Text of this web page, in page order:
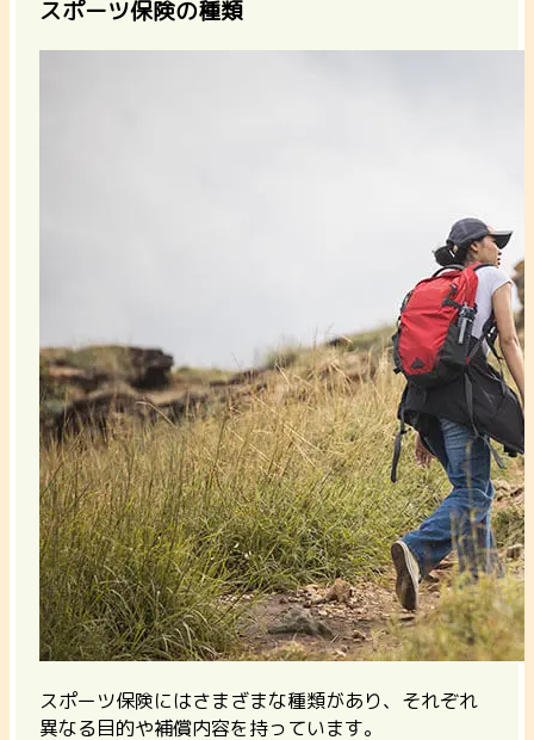
スポーツ保険の種類
スポーツ保険にはさまざまな種類があり、それぞれ
異なる目的や補償内容を持っています。